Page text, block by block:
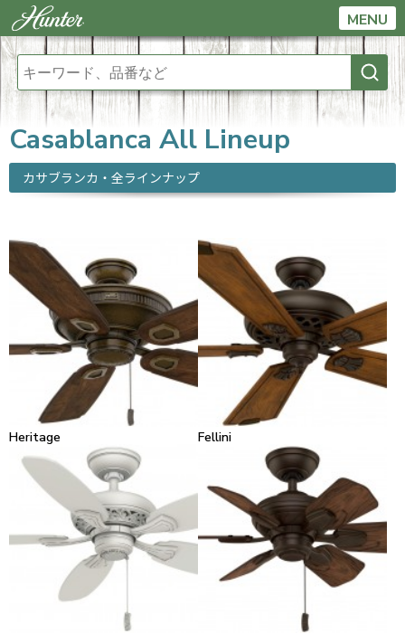
MENU
Casablanca All Lineup
カサブランカ・全ラインナップ
Heritage Fellini